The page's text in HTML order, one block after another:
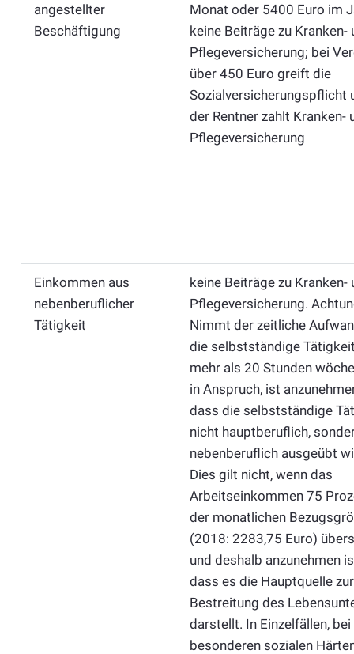
angestellter
Beschäftigung
Monat oder 5400 Euro im
keine Beiträge zu Kranken-
Pflegeversicherung; bei
über 450 Euro greift die
Sozialversicherungspflicht
der Rentner zahlt Kranken-
Pflegeversicherung
Einkommen aus
nebenberuflicher
Tätigkeit
keine Beiträge zu Kranken-
Pflegeversicherung.
Nimmt der zeitliche
die selbstständige
mehr als 20 Stunden
in Anspruch, ist
dass die selbstständige
nicht hauptberuflich,
nebenberuflich ausgeübt
Dies gilt nicht, wenn das
Arbeitseinkommen 75
der monatlichen
(2018: 2283,75 Euro)
und deshalb anzunehmen
dass es die Hauptquelle zur
Bestreitung des
darstellt. In Einzelfällen, bei
besonderen sozialen